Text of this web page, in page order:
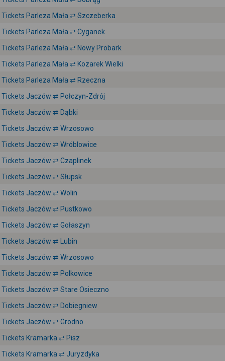
Tickets Parleza Mała ⇄ Szczeberka
Tickets Parleza Mała ⇄ Cyganek
Tickets Parleza Mała ⇄ Nowy Probark
Tickets Parleza Mała ⇄ Kozarek Wielki
Tickets Parleza Mała ⇄ Rzeczna
Tickets Jaczów ⇄ Połczyn-Zdrój
Tickets Jaczów ⇄ Dąbki
Tickets Jaczów ⇄ Wrzosowo
Tickets Jaczów ⇄ Wróblowice
Tickets Jaczów ⇄ Czaplinek
Tickets Jaczów ⇄ Słupsk
Tickets Jaczów ⇄ Wolin
Tickets Jaczów ⇄ Pustkowo
Tickets Jaczów ⇄ Gołaszyn
Tickets Jaczów ⇄ Lubin
Tickets Jaczów ⇄ Wrzosowo
Tickets Jaczów ⇄ Polkowice
Tickets Jaczów ⇄ Stare Osieczno
Tickets Jaczów ⇄ Dobiegniew
Tickets Jaczów ⇄ Grodno
Tickets Kramarka ⇄ Pisz
Tickets Kramarka ⇄ Juryzdyka